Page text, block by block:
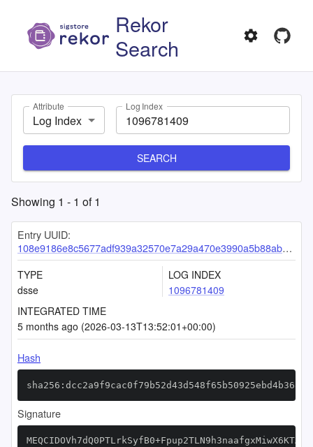
Rekor
Search
Attribute
Log Index
Log Index
SEARCH
Showing 1 - 1 of1
Entry UUID:
108e9186e8c5677adf939a32570e7a29a470e3990a5b88ab677bc288d07f8ed161b98debc4b4971d
TYPE
dsse
LOG INDEX
1096781409
INTEGRATED TIME
5 months ago (2026-03-13T13:52:01+00:00)
Hash
Signature